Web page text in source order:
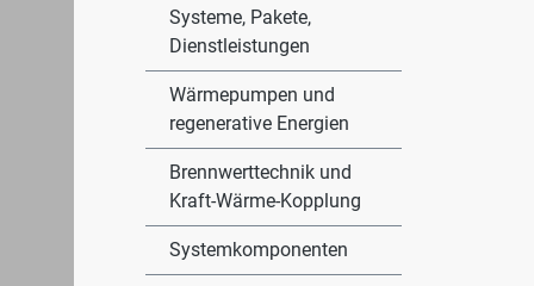
Systeme, Pakete,
Dienstleistungen
Wärmepumpen und
regenerative Energien
Brennwerttechnik und
Kraft-Wärme-Kopplung
Systemkomponenten